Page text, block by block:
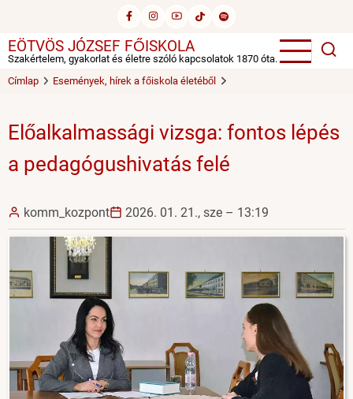
tartalomra
EÖTVÖS JÓZSEF FŐISKOLA
Szakértelem, gyakorlat és életre szóló kapcsolatok 1870 óta.
Címlap
Események, hírek a főiskola életéből
Előalkalmassági vizsga: fontos lépés
a pedagógushivatás felé
komm_kozpont 2026. 01. 21., sze – 13:19